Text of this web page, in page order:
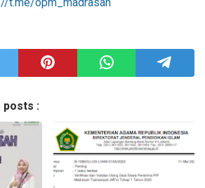
t.me/opm_madrasah
posts :